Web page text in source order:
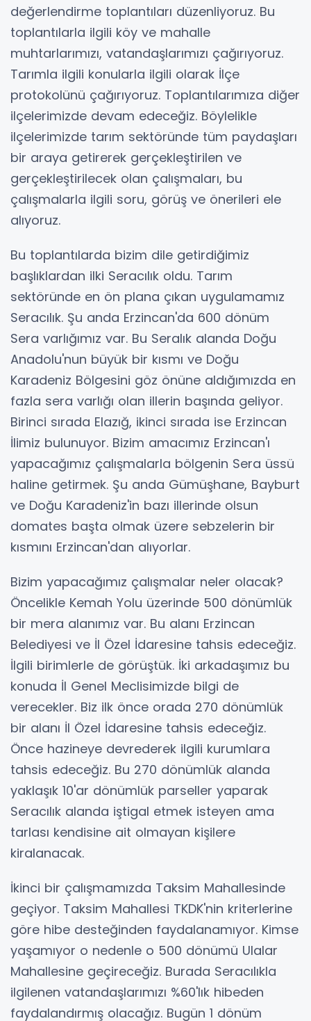
değerlendirme toplantıları düzenliyoruz. Bu
toplantılarla ilgili köy ve mahalle
muhtarlarımızı, vatandaşlarımızı çağırıyoruz.
Tarımla ilgili konularla ilgili olarak İlçe
protokolünü çağırıyoruz. Toplantılarımıza diğer
ilçelerimizde devam edeceğiz. Böylelikle
ilçelerimizde tarım sektöründe tüm paydaşları
bir araya getirerek gerçekleştirilen ve
gerçekleştirilecek olan çalışmaları, bu
çalışmalarla ilgili soru, görüş ve önerileri ele
alıyoruz.
Bu toplantılarda bizim dile getirdiğimiz
başlıklardan ilki Seracılık oldu. Tarım
sektöründe en ön plana çıkan uygulamamız
Seracılık. Şu anda Erzincan'da 600 dönüm
Sera varlığımız var. Bu Seralık alanda Doğu
Anadolu'nun büyük bir kısmı ve Doğu
Karadeniz Bölgesini göz önüne aldığımızda en
fazla sera varlığı olan illerin başında geliyor.
Birinci sırada Elazığ, ikinci sırada ise Erzincan
İlimiz bulunuyor. Bizim amacımız Erzincan'ı
yapacağımız çalışmalarla bölgenin Sera üssü
haline getirmek. Şu anda Gümüşhane, Bayburt
ve Doğu Karadeniz'in bazı illerinde olsun
domates başta olmak üzere sebzelerin bir
kısmını Erzincan'dan alıyorlar.
Bizim yapacağımız çalışmalar neler olacak?
Öncelikle Kemah Yolu üzerinde 500 dönümlük
bir mera alanımız var. Bu alanı Erzincan
Belediyesi ve İl Özel İdaresine tahsis edeceğiz.
İlgili birimlerle de görüştük. İki arkadaşımız bu
konuda İl Genel Meclisimizde bilgi de
verecekler. Biz ilk önce orada 270 dönümlük
bir alanı İl Özel İdaresine tahsis edeceğiz.
Önce hazineye devrederek ilgili kurumlara
tahsis edeceğiz. Bu 270 dönümlük alanda
yaklaşık 10'ar dönümlük parseller yaparak
Seracılık alanda iştigal etmek isteyen ama
tarlası kendisine ait olmayan kişilere
kiralanacak.
İkinci bir çalışmamızda Taksim Mahallesinde
geçiyor. Taksim Mahallesi TKDK'nin kriterlerine
göre hibe desteğinden faydalanamıyor. Kimse
yaşamıyor o nedenle o 500 dönümü Ulalar
Mahallesine geçireceğiz. Burada Seracılıkla
ilgilenen vatandaşlarımızı %60'lık hibeden
faydalandırmış olacağız. Bugün 1 dönüm